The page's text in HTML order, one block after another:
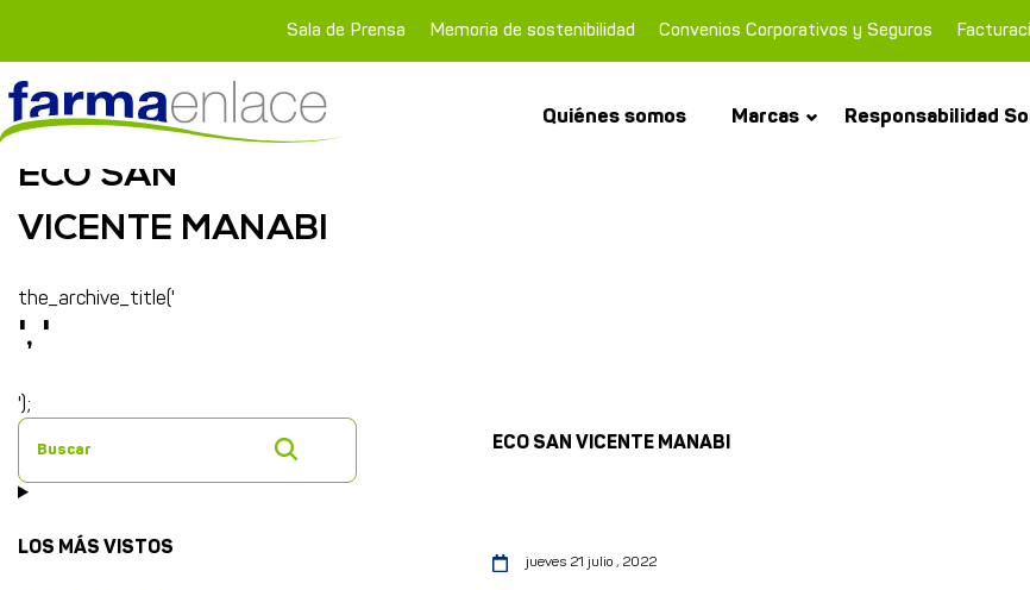
Sala de Prensa Memoria de sostenibilidad Convenios Corporativos y Seguros
Quiénes somos Marcas Responsabilidad
ECO SAN
VICENTE MANABI
the_archive_title('
', '
');
Buscar
LOS MÁS VISTOS
ECO SAN VICENTE MANABI
jueves 21 julio , 2022